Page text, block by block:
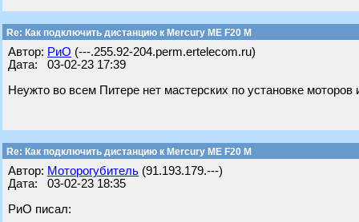
Re: Как подключить дистанцию к Mercury ME F20 M
Автор: РиО (---.255.92-204.perm.ertelecom.ru)
Дата: 03-02-23 17:39
Неужто во всем Питере нет мастерских по установке моторов
Re: Как подключить дистанцию к Mercury ME F20 M
Автор: Моторогубитель (91.193.179.---)
Дата: 03-02-23 18:35
РиО писал: